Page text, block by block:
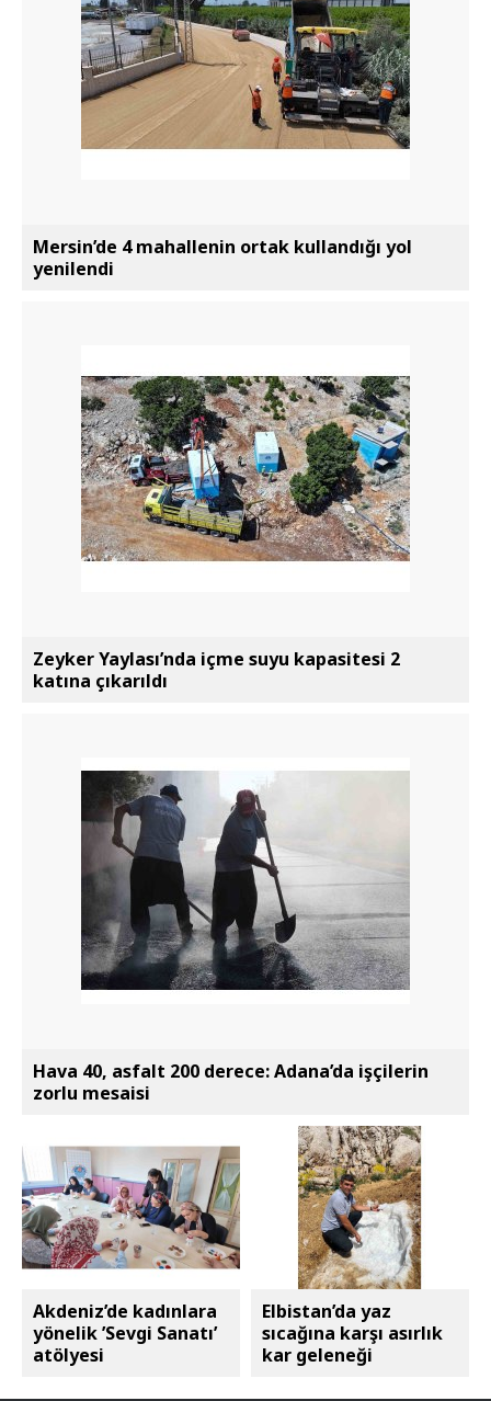
Mersin’de 4 mahallenin ortak kullandığı yol
yenilendi
Zeyker Yaylası’nda içme suyu kapasitesi 2
katına çıkarıldı
Hava 40, asfalt 200 derece: Adana’da işçilerin
zorlu mesaisi
Akdeniz’de kadınlara
yönelik ’Sevgi Sanatı’
atölyesi
Elbistan’da yaz
sıcağına karşı asırlık
kar geleneği